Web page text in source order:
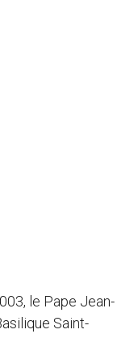
le Pape Jean-
Saint-